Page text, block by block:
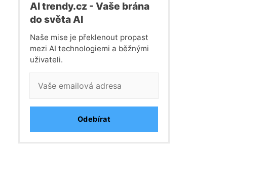
Al trendy.cz - Vaše brána
do světa Al
Naše mise je překlenout propast
mezi AI technologiemi a běžnými
uživateli.
Odebírat